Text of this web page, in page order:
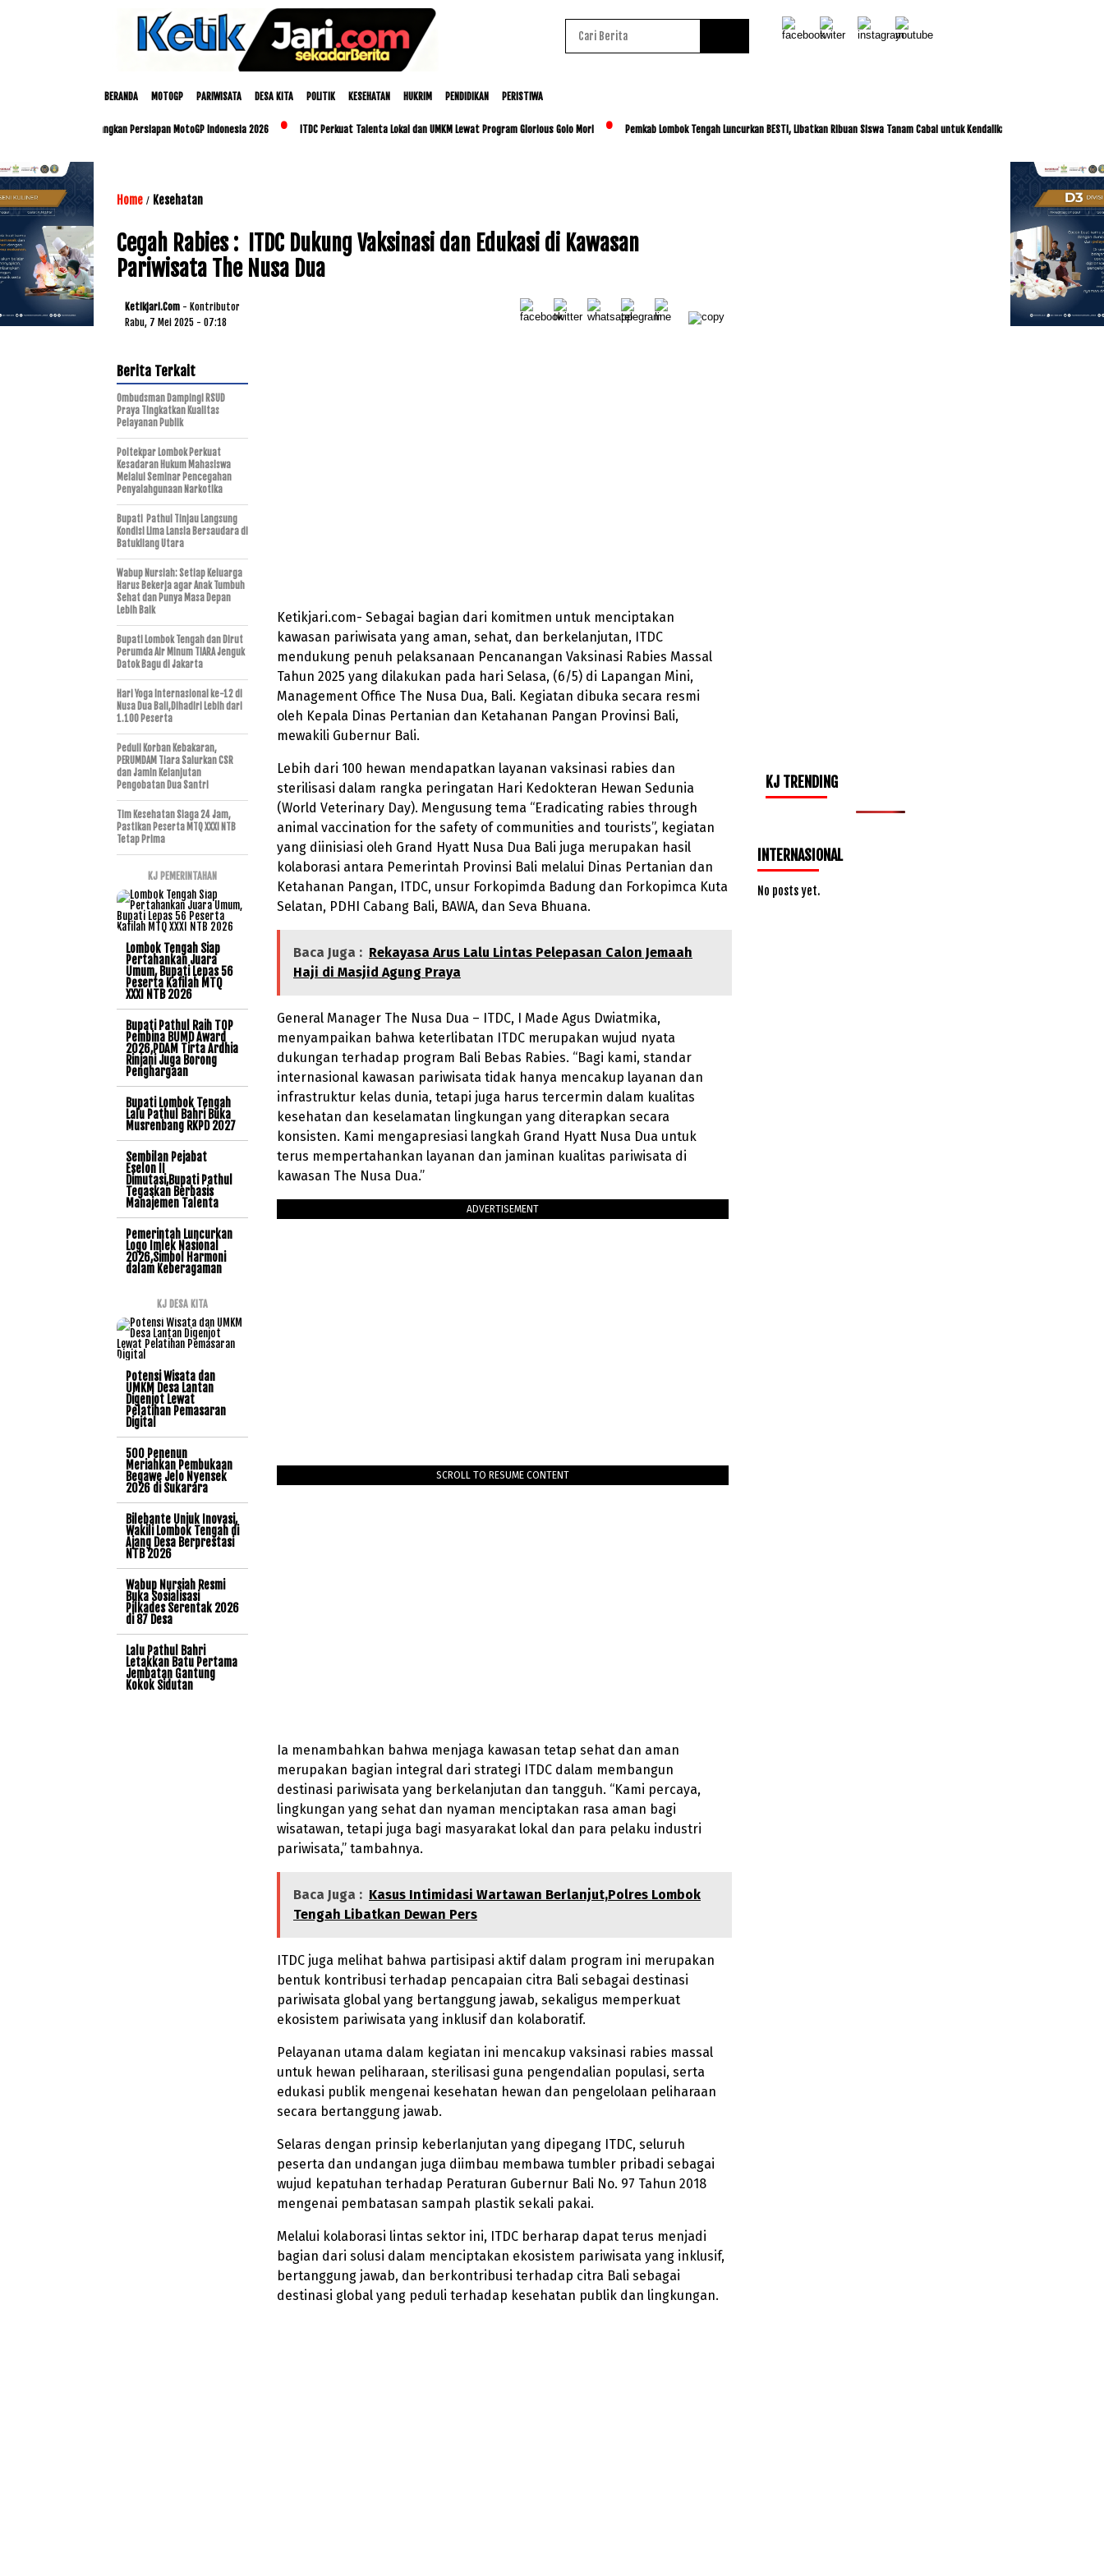
BERANDA MOTOGP PARIWISATA DESA KITA POLITIK KESEHATAN HUKRIM PENDIDIKAN PERISTIWA
Polda NTB Matangkan Persiapan MotoGP Indonesia 2026 ITDC Perkuat Talenta Lokal dan UMKM Lewat Program Glorious Golo Mori Pemkab Lombok Tengah Luncurkan BESTI, Libatkan Ribuan Siswa Tanam Cabai untuk Kendalikan Inflasi
Home / Kesehatan
Cegah Rabies : ITDC Dukung Vaksinasi dan Edukasi di Kawasan
Pariwisata The Nusa Dua
Ketikjari.com - Kontributor
Rabu, 7 Mei 2025 - 07:18
Ketikjari.com- Sebagai bagian dari komitmen untuk menciptakan
kawasan pariwisata yang aman, sehat, dan berkelanjutan, ITDC
mendukung penuh pelaksanaan Pencanangan Vaksinasi Rabies Massal
Tahun 2025 yang dilakukan pada hari Selasa, (6/5) di Lapangan Mini,
Management Office The Nusa Dua, Bali. Kegiatan dibuka secara resmi
oleh Kepala Dinas Pertanian dan Ketahanan Pangan Provinsi Bali,
mewakili Gubernur Bali.
Lebih dari 100 hewan mendapatkan layanan vaksinasi rabies dan
sterilisasi dalam rangka peringatan Hari Kedokteran Hewan Sedunia
(World Veterinary Day). Mengusung tema “Eradicating rabies through
animal vaccination for the safety of communities and tourists”, kegiatan
yang diinisiasi oleh Grand Hyatt Nusa Dua Bali juga merupakan hasil
kolaborasi antara Pemerintah Provinsi Bali melalui Dinas Pertanian dan
Ketahanan Pangan, ITDC, unsur Forkopimda Badung dan Forkopimca Kuta
Selatan, PDHI Cabang Bali, BAWA, dan Seva Bhuana.
Baca Juga : Rekayasa Arus Lalu Lintas Pelepasan Calon Jemaah
Haji di Masjid Agung Praya
General Manager The Nusa Dua – ITDC, I Made Agus Dwiatmika,
menyampaikan bahwa keterlibatan ITDC merupakan wujud nyata
dukungan terhadap program Bali Bebas Rabies. “Bagi kami, standar
internasional kawasan pariwisata tidak hanya mencakup layanan dan
infrastruktur kelas dunia, tetapi juga harus tercermin dalam kualitas
kesehatan dan keselamatan lingkungan yang diterapkan secara
konsisten. Kami mengapresiasi langkah Grand Hyatt Nusa Dua untuk
terus mempertahankan layanan dan jaminan kualitas pariwisata di
kawasan The Nusa Dua.”
ADVERTISEMENT
SCROLL TO RESUME CONTENT
Ia menambahkan bahwa menjaga kawasan tetap sehat dan aman
merupakan bagian integral dari strategi ITDC dalam membangun
destinasi pariwisata yang berkelanjutan dan tangguh. “Kami percaya,
lingkungan yang sehat dan nyaman menciptakan rasa aman bagi
wisatawan, tetapi juga bagi masyarakat lokal dan para pelaku industri
pariwisata,” tambahnya.
Baca Juga : Kasus Intimidasi Wartawan Berlanjut,Polres Lombok
Tengah Libatkan Dewan Pers
ITDC juga melihat bahwa partisipasi aktif dalam program ini merupakan
bentuk kontribusi terhadap pencapaian citra Bali sebagai destinasi
pariwisata global yang bertanggung jawab, sekaligus memperkuat
ekosistem pariwisata yang inklusif dan kolaboratif.
Pelayanan utama dalam kegiatan ini mencakup vaksinasi rabies massal
untuk hewan peliharaan, sterilisasi guna pengendalian populasi, serta
edukasi publik mengenai kesehatan hewan dan pengelolaan peliharaan
secara bertanggung jawab.
Selaras dengan prinsip keberlanjutan yang dipegang ITDC, seluruh
peserta dan undangan juga diimbau membawa tumbler pribadi sebagai
wujud kepatuhan terhadap Peraturan Gubernur Bali No. 97 Tahun 2018
mengenai pembatasan sampah plastik sekali pakai.
Melalui kolaborasi lintas sektor ini, ITDC berharap dapat terus menjadi
bagian dari solusi dalam menciptakan ekosistem pariwisata yang inklusif,
bertanggung jawab, dan berkontribusi terhadap citra Bali sebagai
destinasi global yang peduli terhadap kesehatan publik dan lingkungan.
Berita Terkait
Ombudsman Dampingi RSUD
Praya Tingkatkan Kualitas
Pelayanan Publik
Poltekpar Lombok Perkuat
Kesadaran Hukum Mahasiswa
Melalui Seminar Pencegahan
Penyalahgunaan Narkotika
Bupati Pathul Tinjau Langsung
Kondisi Lima Lansia Bersaudara di
Batukliang Utara
Wabup Nursiah: Setiap Keluarga
Harus Bekerja agar Anak Tumbuh
Sehat dan Punya Masa Depan
Lebih Baik
Bupati Lombok Tengah dan Dirut
Perumda Air Minum TIARA Jenguk
Datok Bagu di Jakarta
Hari Yoga Internasional ke-12 di
Nusa Dua Bali,Dihadiri Lebih dari
1.100 Peserta
Peduli Korban Kebakaran,
PERUMDAM Tiara Salurkan CSR
dan Jamin Kelanjutan
Pengobatan Dua Santri
Tim Kesehatan Siaga 24 Jam,
Pastikan Peserta MTQ XXXI NTB
Tetap Prima
KJ PEMERINTAHAN
Lombok Tengah Siap
Pertahankan Juara
Umum, Bupati Lepas 56
Peserta Kafilah MTQ
XXXI NTB 2026
Bupati Pathul Raih TOP
Pembina BUMD Award
2026,PDAM Tirta Ardhia
Rinjani Juga Borong
Penghargaan
Bupati Lombok Tengah
Lalu Pathul Bahri Buka
Musrenbang RKPD 2027
Sembilan Pejabat
Eselon II
Dimutasi,Bupati Pathul
Tegaskan Berbasis
Manajemen Talenta
Pemerintah Luncurkan
Logo Imlek Nasional
2026,Simbol Harmoni
dalam Keberagaman
KJ DESA KITA
Potensi Wisata dan
UMKM Desa Lantan
Digenjot Lewat
Pelatihan Pemasaran
Digital
500 Penenun
Meriahkan Pembukaan
Begawe Jelo Nyensek
2026 di Sukarara
Bilebante Unjuk Inovasi,
Wakili Lombok Tengah di
Ajang Desa Berprestasi
NTB 2026
Wabup Nursiah Resmi
Buka Sosialisasi
Pilkades Serentak 2026
di 87 Desa
Lalu Pathul Bahri
Letakkan Batu Pertama
Jembatan Gantung
Kokok Sidutan
KJ TRENDING
INTERNASIONAL
No posts yet.